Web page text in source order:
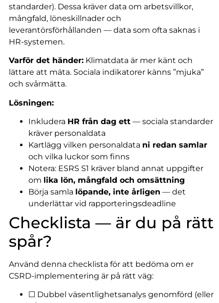
standarder). Dessa kräver data om arbetsvillkor,
mångfald, löneskillnader och
leverantörsförhållanden — data som ofta saknas i
HR-systemen.
Varför det händer: Klimatdata är mer känt och
lättare att mäta. Sociala indikatorer känns ”mjuka”
och svårmätta.
Lösningen:
Inkludera HR från dag ett — sociala standarder
kräver personaldata
Kartlägg vilken personaldata ni redan samlar
och vilka luckor som finns
Notera: ESRS S1 kräver bland annat uppgifter
om lika lön, mångfald och omsättning
Börja samla löpande, inte årligen — det
underlättar vid rapporteringsdeadline
Checklista — är du på rätt
spår?
Använd denna checklista för att bedöma om er
CSRD-implementering är på rätt väg:
☐ Dubbel väsentlighetsanalys genomförd (eller